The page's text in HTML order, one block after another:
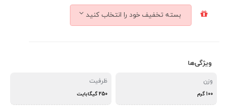
بسته تخفیف خود را انتخاب کنید
ویژگی‌ها
وزن
100 گرم
ظرفیت
250 گیگابایت